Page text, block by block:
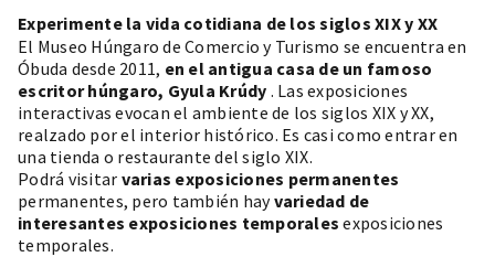
Experimente la vida cotidiana de los siglos XIX y XX
El Museo Húngaro de Comercio y Turismo se encuentra en
Óbuda desde 2011, en el antigua casa de un famoso
escritor húngaro, Gyula Krúdy . Las exposiciones
interactivas evocan el ambiente de los siglos XIX y XX,
realzado por el interior histórico. Es casi como entrar en
una tienda o restaurante del siglo XIX.
Podrá visitar varias exposiciones permanentes
permanentes, pero también hayvariedad de
interesantes exposiciones temporales exposiciones
temporales.